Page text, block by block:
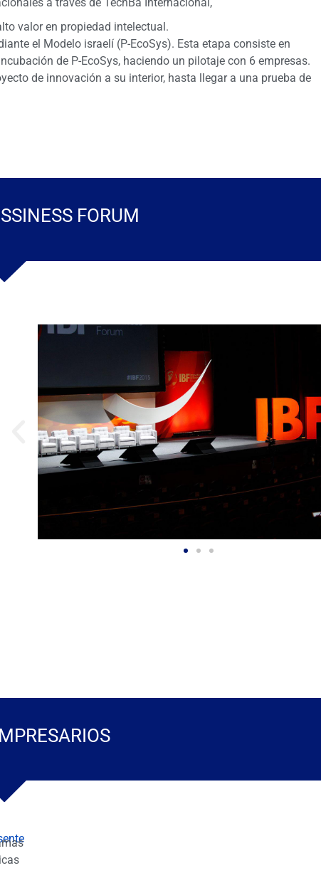
valor en propiedad intelectual.
el Modelo israelí (P-EcoSys). Esta etapa consiste en
de P-EcoSys, haciendo un pilotaje con 6 empresas.
de innovación a su interior, hasta llegar a una prueba de
FORUM